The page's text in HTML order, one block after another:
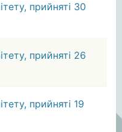
прийняті 30
прийняті 26
прийняті 19